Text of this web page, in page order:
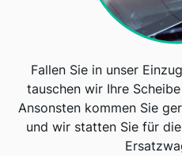
Fallen Sie in unser
tauschen wir Ihre
Ansonsten kommen Sie
und wir statten Sie für